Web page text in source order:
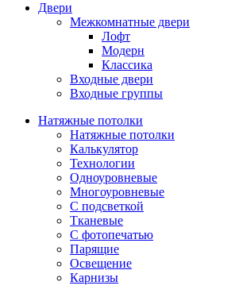
Двери
Межкомнатные двери
Лофт
Модерн
Классика
Входные двери
Входные группы
Натяжные потолки
Натяжные потолки
Калькулятор
Технологии
Одноуровневые
Многоуровневые
С подсветкой
Тканевые
С фотопечатью
Парящие
Освещение
Карнизы